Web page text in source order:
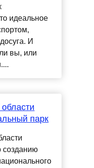
идеальное
И
вы, или
парк
созданию